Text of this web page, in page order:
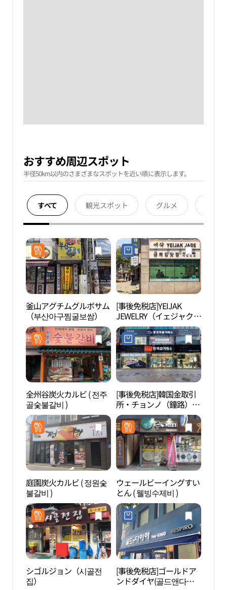
おすすめ周辺スポット
半径50km以内のさまざまなスポットを近い順に表示します。
すべて 観光スポット グルメ
釜山アグチムグルボサム
（부산아구찜굴보쌈）
[事後免税店]YEIJAK
JEWELRY（イェジャクジ
ュエリー）(예작 쥬얼리)
全州谷炭火カルビ ( 전주
골숯불갈비 )
[事後免税店]韓国金取引
所・チョンノ（鐘路）本
店(한국금거래소 종로본
점)
庭園炭火カルビ ( 정원숯
불갈비 )
ウェールビーイングすい
とん ( 웰빙수제비 )
シゴルジョン（시골전
집）
[事後免税店]ゴールドア
ンドダイヤ(골드앤다이